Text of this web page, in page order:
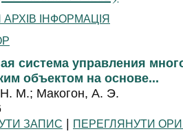
ІНФОРМАЦІЯ
система управления
объектом на основе...
М.; Макогон, А. Э.
ЗАПИС | ПЕРЕГЛЯНУТИ